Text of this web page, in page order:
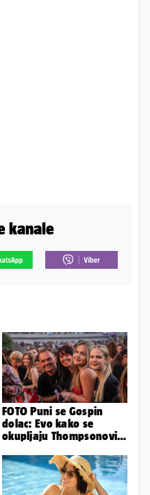
kanale
FOTO Puni se Gospin
dolac: Evo kako se
okupljaju Thompsonovi